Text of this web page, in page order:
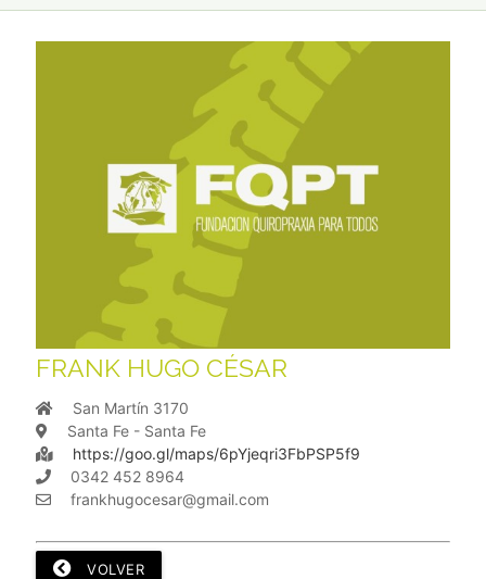
FRANK HUGO CÉSAR
San Martín 3170
Santa Fe - Santa Fe
https://goo.gl/maps/6pYjeqri3FbPSP5f9
0342 452 8964
frankhugocesar@gmail.com
VOLVER